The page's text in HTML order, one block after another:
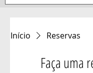
Início Reservas
Faça uma